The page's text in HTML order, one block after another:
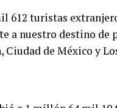
612 turistas
a nuestro destino de
de México y